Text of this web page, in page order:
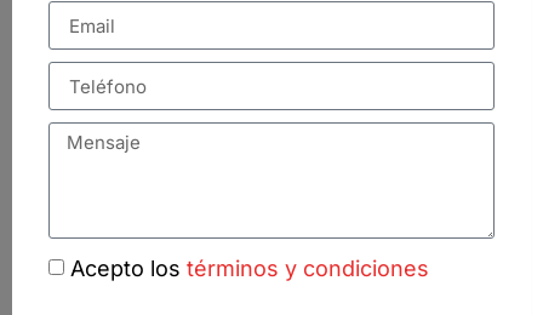
Acepto los términos y condiciones